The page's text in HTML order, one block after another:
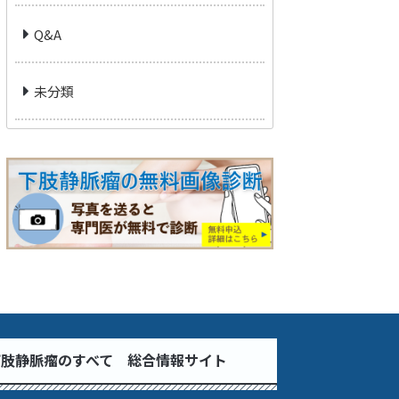
Q&A
未分類
静脈瘤のすべて 総合情報サイト